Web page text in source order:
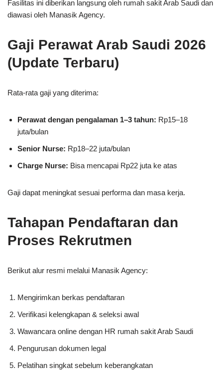
Fasilitas ini diberikan langsung oleh rumah sakit Arab Saudi dan
diawasi oleh Manasik Agency.
Gaji Perawat Arab Saudi 2026
(Update Terbaru)
Rata-rata gaji yang diterima:
Perawat dengan pengalaman 1–3 tahun: Rp15–18
juta/bulan
Senior Nurse: Rp18–22 juta/bulan
Charge Nurse: Bisa mencapai Rp22 juta ke atas
Gaji dapat meningkat sesuai performa dan masa kerja.
Tahapan Pendaftaran dan
Proses Rekrutmen
Berikut alur resmi melalui Manasik Agency:
Mengirimkan berkas pendaftaran
Verifikasi kelengkapan & seleksi awal
Wawancara online dengan HR rumah sakit Arab Saudi
Pengurusan dokumen legal
Pelatihan singkat sebelum keberangkatan